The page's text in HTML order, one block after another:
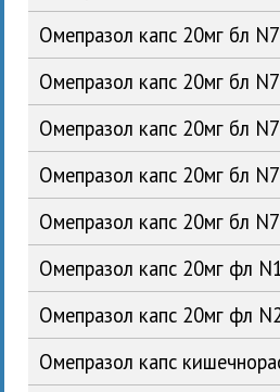
Омепразол капс 20мг бл
Омепразол капс 20мг бл
Омепразол капс 20мг бл
Омепразол капс 20мг бл
Омепразол капс 20мг бл
Омепразол капс 20мг фл
Омепразол капс 20мг фл
Омепразол капс